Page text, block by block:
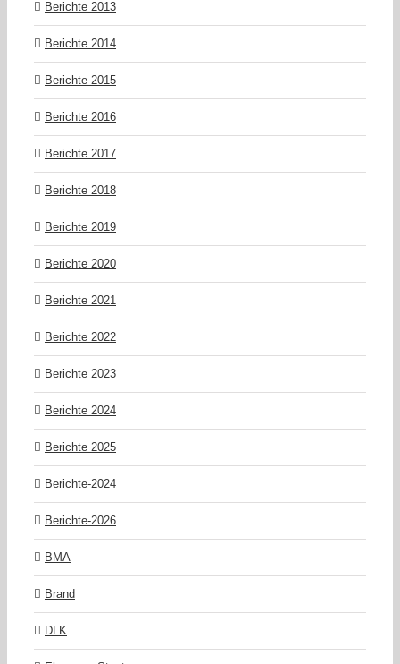
Berichte 2013
Berichte 2014
Berichte 2015
Berichte 2016
Berichte 2017
Berichte 2018
Berichte 2019
Berichte 2020
Berichte 2021
Berichte 2022
Berichte 2023
Berichte 2024
Berichte 2025
Berichte-2024
Berichte-2026
BMA
Brand
DLK